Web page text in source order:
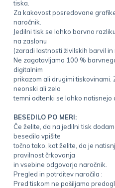
tiska.
Za kakovost posredovane
naročnik.
Jedilni tisk se lahko barvno
na zaslonu
(zaradi lastnosti živilskih barvil in
Ne zagotavljamo 100 %
digitalnim
prikazom ali drugimi tiskovinami.
neonski ali zelo
temni odtenki se lahko natisnejo
BESEDILO PO MERI:
Če želite, da na jedilni tisk
besedilo vpišite
točno tako, kot želite, da je
pravilnost črkovanja
in vsebine odgovarja naročnik.
Pregled in potrditev naročila :
Pred tiskom ne pošiljamo